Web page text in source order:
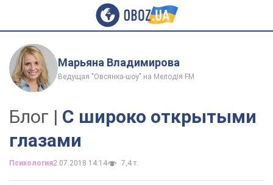
Марьяна Владимирова
Ведущая "Овсянка-шоу" на Мелодія FM
Блог | С широко открытыми
глазами
Психология2.07.2018 14:14 7,4 т.